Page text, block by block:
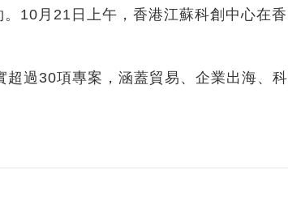
10月21日上午，香港江蘇科創中心在香
過30項專案，涵蓋貿易、企業出海、科